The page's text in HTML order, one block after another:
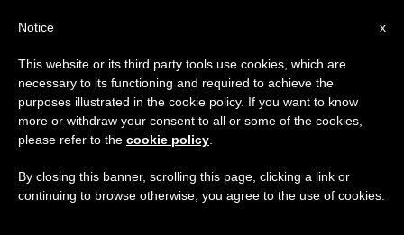
البابا فرنسيس: "التطويبات هي طريق
السعادة الحقيقية"
x
Notice
This website or its third party tools use cookies, which are
necessary to its functioning and required to achieve the
purposes illustrated in the cookie policy. If you want to know
more or withdraw your consent to all or some of the cookies,
please refer to the cookie policy
By closing this banner, scrolling this page, clicking a link or
continuing to browse otherwise, you agree to the use of cookies.